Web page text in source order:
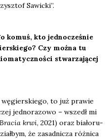
Sawic­ki”.
komuś, kto jed­no­cze­śnie
Czy moż­na tu
stwa­rza­ją­cej
węgier­skie­go, to już pra­wie
jed­no­ra­zo­wo – wszedł mi
Bra­cia krwi, 2021) oraz bia­ło­ru­
że zasad­ni­cza róż­ni­ca